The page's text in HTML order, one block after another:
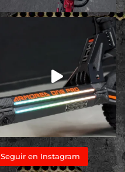
Seguir en Instagram